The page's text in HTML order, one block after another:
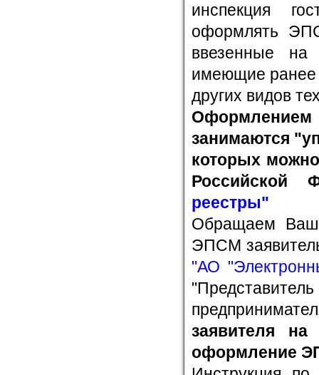
инспекция
оформлять
ввезенные на
имеющие ранее
других видов
занимаются
которых
реестры"
Обращаем
ЭПСМ
"АО
заявителя
оформление